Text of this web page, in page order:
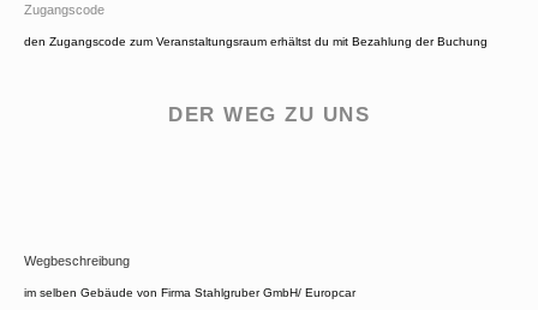
Zugangscode
den Zugangscode zum Veranstaltungsraum erhältst du mit Bezahlung der Buchung
DER WEG ZU UNS
Wegbeschreibung
im selben Gebäude von Firma Stahlgruber GmbH/ Europcar